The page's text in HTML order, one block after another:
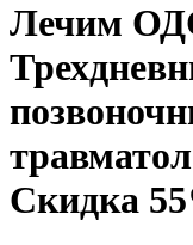
Лечим
Скидка